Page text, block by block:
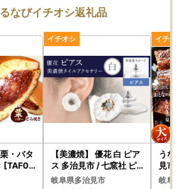
する場合がございます。
たしますが、何卒ご理解のほどお願い申し
いて】
に破損や傷みなどの不具合があった場合
間以内に画像を添付の上、下記『多治見
ポート室』までご連絡ください。
などでお受け取りができない期間があ
連絡ください。 原則、再送はいたしかね
、曜日のご指定はできかねます。
が集中する人気の返礼品は、ページ記
なびイチオシ返礼品
・バタ
【美濃焼】 優花 白 ピア
ス 多治見市 / 七窯社 ピ
アス アクセサリー おし
岐阜県多治見市
うな
見市/
] ウ
岐阜